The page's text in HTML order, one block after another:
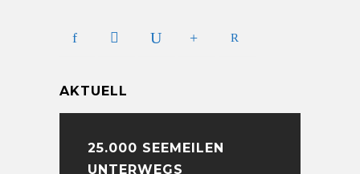
AKTUELL
25.000 SEEMEILEN
UNTERWEGS